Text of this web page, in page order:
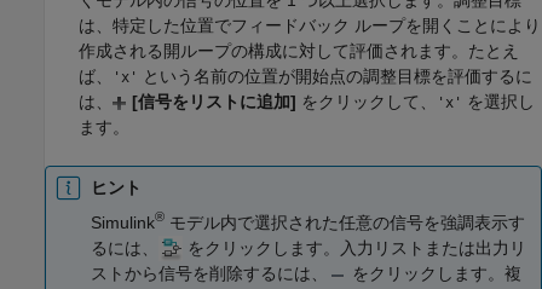
は、特定した位置でフィードバック ループを開くことにより
作成される開ループの構成に対して評価されます。たとえ
ば、
'x'
という名前の位置が開始点の調整目標を評価するに
は、
[信号をリストに追加] をクリックして、 'x'
を選択し
ます。
ヒント
Simulink® モデル内で選択された任意の信号を強調表示す
るには、
をクリックします。入力リストまたは出力リ
ストから信号を削除するには、
をクリックします。複